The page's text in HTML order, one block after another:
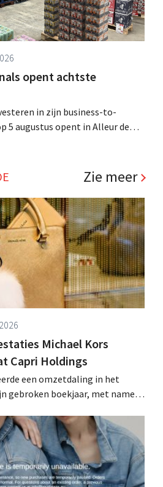
opent achtste
in zijn business-to-
5 augustus opent in Alleur de
Zie meer
Michael Kors
Capri Holdings
een omzetdaling in het
gebroken boekjaar, met name
van Jimmy Choo.